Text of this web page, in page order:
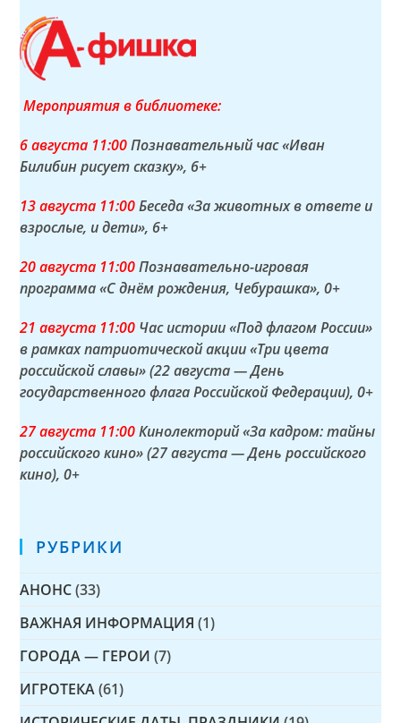
Мероприятия в библиотеке:
6 августа 11:00Познавательный час «Иван
Билибин рисует сказку», 6+
13 августа 11:00Беседа «За животных в ответе и
взрослые, и дети», 6+
20 августа 11:00Познавательно-игровая
программа «С днём рождения, Чебурашка», 0+
21 августа 11:00 Час истории «Под флагом России»
в рамках патриотической акции «Три цвета
российской славы» (22 августа — День
государственного флага Российской Федерации), 0+
27 августа 11:00Кинолекторий «За кадром: тайны
российского кино» (27 августа — День российского
кино), 0+
РУБРИКИ
АНОНС (33)
ВАЖНАЯ ИНФОРМАЦИЯ (1)
ГОРОДА — ГЕРОИ (7)
ИГРОТЕКА (61)